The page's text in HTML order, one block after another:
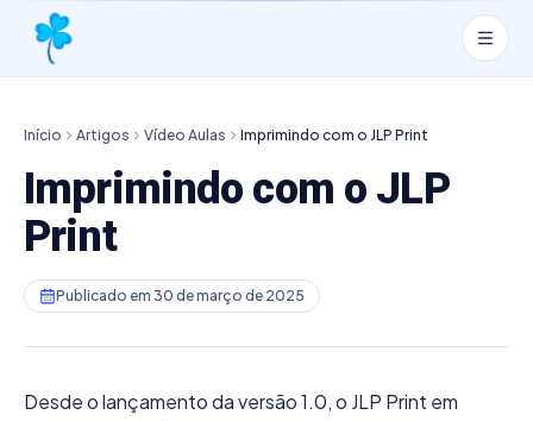
Início Artigos Vídeo Aulas Imprimindo com o JLP Print
Imprimindo com o JLP
Print
Publicado em 30 de março de 2025
Desde o lançamento da versão 1.0, o JLP Print em